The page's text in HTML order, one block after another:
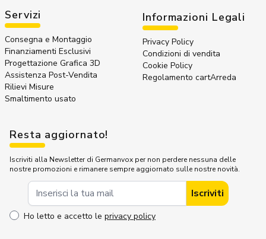
Servizi
Consegna e Montaggio
Finanziamenti Esclusivi
Progettazione Grafica 3D
Assistenza Post-Vendita
Rilievi Misure
Smaltimento usato
Informazioni Legali
Privacy Policy
Condizioni di vendita
Cookie Policy
Regolamento cartArreda
Resta aggiornato!
Iscriviti alla Newsletter di Germanvox per non perdere nessuna delle
nostre promozioni e rimanere sempre aggiornato sulle nostre novità.
Iscriviti
Ho letto e accetto le privacy policy